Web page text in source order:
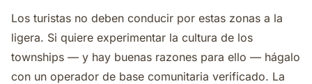
Los turistas no deben conducir por estas zonas a la
ligera. Si quiere experimentar la cultura de los
townships — y hay buenas razones para ello — hágalo
con un operador de base comunitaria verificado. La